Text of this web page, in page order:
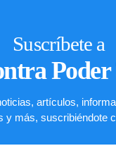
Suscríbete a
Poder
artículos,
y más, suscribiéndote